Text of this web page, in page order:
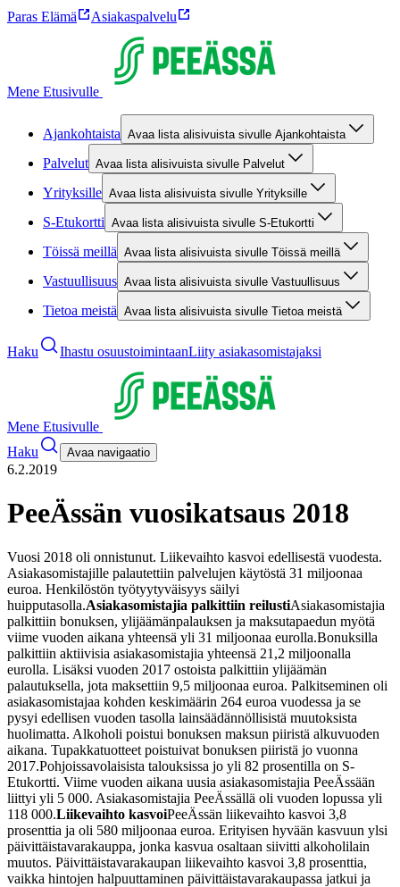
Paras Elämä Asiakaspalvelu
Mene Etusivulle
Ajankohtaista Avaa lista alisivuista sivulle Ajankohtaista
Palvelut Avaa lista alisivuista sivulle Palvelut
Yrityksille Avaa lista alisivuista sivulle Yrityksille
S-Etukortti Avaa lista alisivuista sivulle S-Etukortti
Töissä meillä Avaa lista alisivuista sivulle Töissä meillä
Vastuullisuus Avaa lista alisivuista sivulle Vastuullisuus
Tietoa meistä Avaa lista alisivuista sivulle Tietoa meistä
Haku Ihastu osuustoimintaanLiity asiakasomistajaksi
Mene Etusivulle
Haku
Avaa navigaatio
6.2.2019
PeeÄssän vuosikatsaus 2018
Vuosi 2018 oli onnistunut. Liikevaihto kasvoi edellisestä vuodesta.
Asiakasomistajille palautettiin palvelujen käytöstä 31 miljoonaa
euroa. Henkilöstön työtyytyväisyys säilyi
huipputasolla.Asiakasomistajia palkittiin reilustiAsiakasomistajia
palkittiin bonuksen, ylijäämänpalauksen ja maksutapaedun myötä
viime vuoden aikana yhteensä yli 31 miljoonaa eurolla.Bonuksilla
palkittiin aktiivisia asiakasomistajia yhteensä 21,2 miljoonalla
eurolla. Lisäksi vuoden 2017 ostoista palkittiin ylijäämän
palautuksella, jota maksettiin 9,5 miljoonaa euroa. Palkitseminen oli
asiakasomistajaa kohden keskimäärin 264 euroa vuodessa ja se
pysyi edellisen vuoden tasolla lainsäädännöllisistä muutoksista
huolimatta. Alkoholi poistui bonuksen maksun piiristä alkuvuoden
aikana. Tupakkatuotteet poistuivat bonuksen piiristä jo vuonna
2017.Pohjoissavolaisista talouksissa jo yli 82 prosentilla on S-
Etukortti. Viime vuoden aikana uusia asiakasomistajia PeeÄssään
liittyi yli 5 000. Asiakasomistajia PeeÄssällä oli vuoden lopussa yli
118 000.Liikevaihto kasvoiPeeÄssän liikevaihto kasvoi 3,8
prosenttia ja oli 580 miljoonaa euroa. Erityisen hyvään kasvuun ylsi
päivittäistavarakauppa, jonka kasvua osaltaan siivitti alkoholilain
muutos. Päivittäistavarakaupan liikevaihto kasvoi 3,8 prosenttia,
vaikka hintojen halpuuttaminen päivittäistavarakaupassa jatkui ja